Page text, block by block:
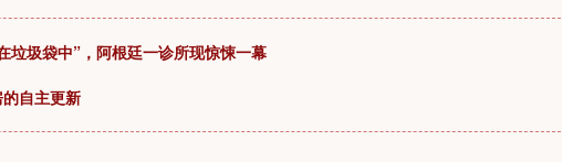
垃圾袋中”，阿根廷一诊所现惊悚一幕
自主更新